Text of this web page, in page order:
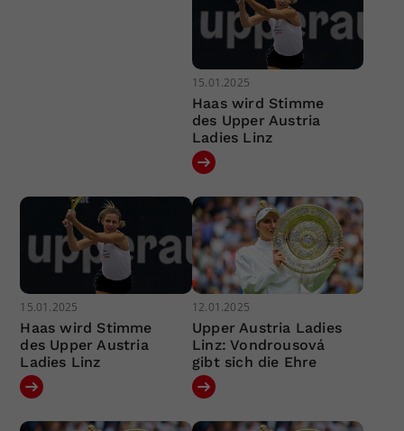
15.01.2025
Haas wird Stimme
des Upper Austria
Ladies Linz
15.01.2025
Haas wird Stimme
des Upper Austria
Ladies Linz
12.01.2025
Upper Austria Ladies
Linz: Vondrousová
gibt sich die Ehre